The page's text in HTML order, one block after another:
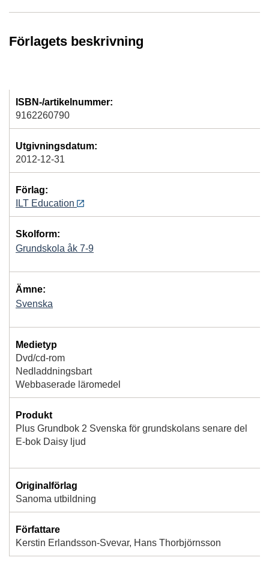
Förlagets beskrivning
ISBN-/artikelnummer:
9162260790
Utgivningsdatum:
2012-12-31
Förlag:
ILT Education
Skolform:
Grundskola åk 7-9
Ämne:
Svenska
Medietyp
Dvd/cd-rom
Nedladdningsbart
Webbaserade läromedel
Produkt
Plus Grundbok 2 Svenska för grundskolans senare del
E-bok Daisy ljud
Originalförlag
Sanoma utbildning
Författare
Kerstin Erlandsson-Svevar, Hans Thorbjörnsson